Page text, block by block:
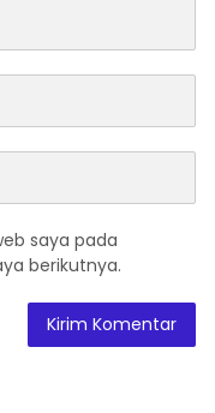
saya pada
berikutnya.